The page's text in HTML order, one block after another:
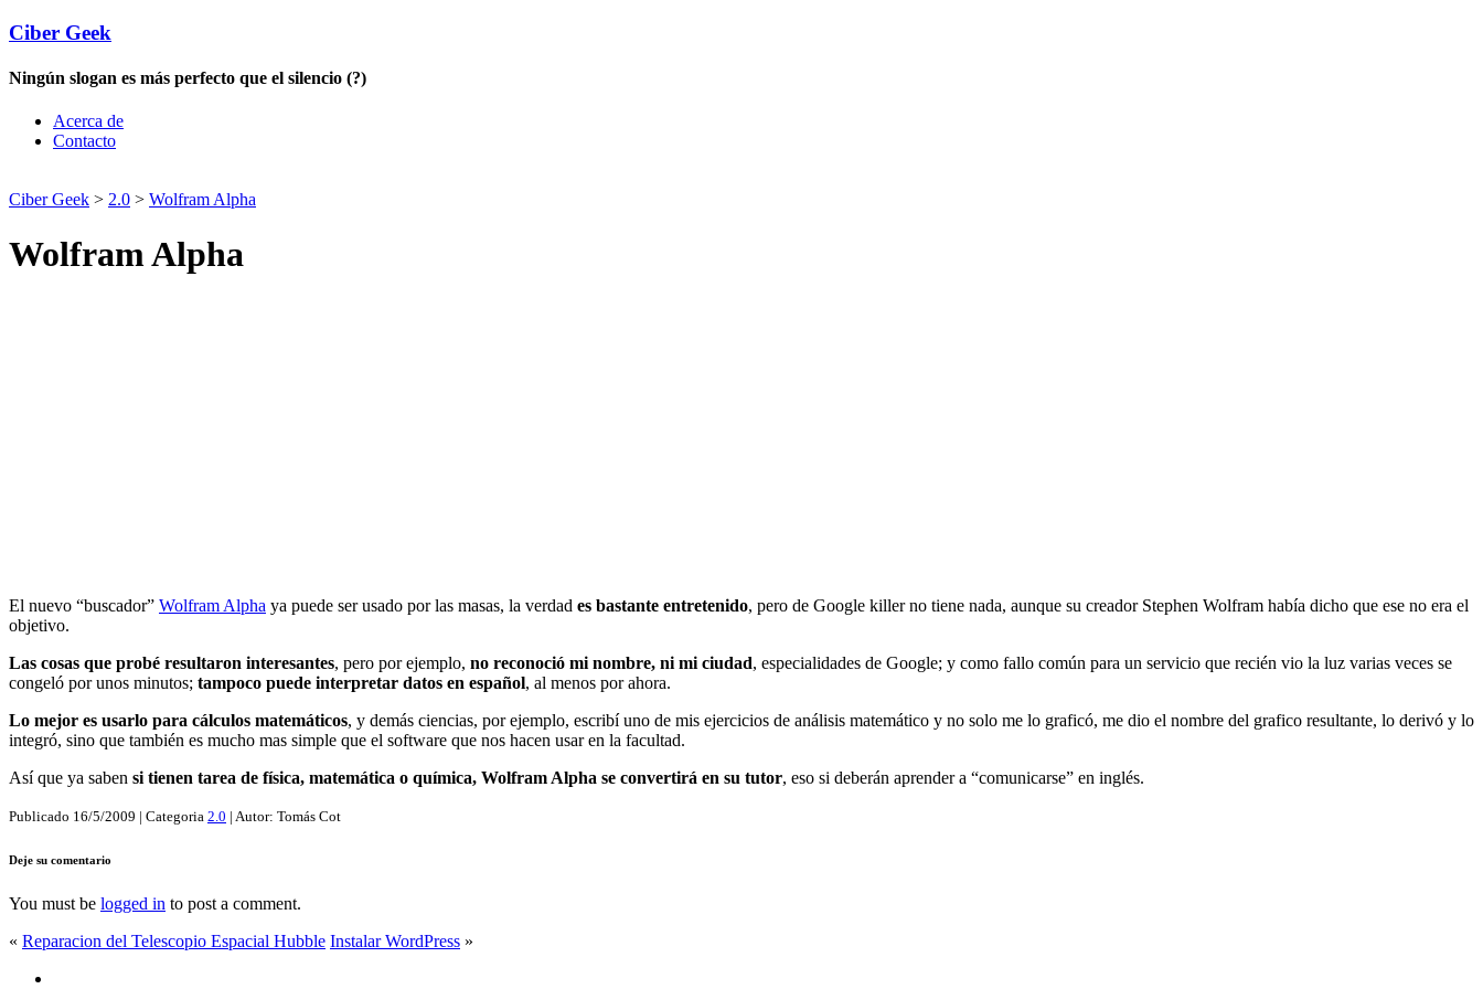
Ciber Geek
Ningún slogan es más perfecto que el silencio (?)
Acerca de
Contacto
Ciber Geek > 2.0 > Wolfram Alpha
Wolfram Alpha
El nuevo “buscador” Wolfram Alpha ya puede ser usado por las masas, la verdad es bastante entretenido, pero de Google killer no tiene nada, aunque su creador Stephen Wolfram había dicho que ese no era el
objetivo.
Las cosas que probé resultaron interesantes, pero por ejemplo, no reconoció mi nombre, ni mi ciudad, especialidades de Google; y como fallo común para un servicio que recién vio la luz varias veces se
congeló por unos minutos; tampoco puede interpretar datos en español, al menos por ahora.
Lo mejor es usarlo para cálculos matemáticos, y demás ciencias, por ejemplo, escribí uno de mis ejercicios de análisis matemático y no solo me lo graficó, me dio el nombre del grafico resultante, lo derivó y lo
integró, sino que también es mucho mas simple que el software que nos hacen usar en la facultad.
Así que ya saben si tienen tarea de física, matemática o química, Wolfram Alpha se convertirá en su tutor, eso si deberán aprender a “comunicarse” en inglés.
Publicado 16/5/2009 | Categoria 2.0 | Autor: Tomás Cot
Deje su comentario
You must be logged in to post a comment.
« Reparacion del Telescopio Espacial Hubble Instalar WordPress »